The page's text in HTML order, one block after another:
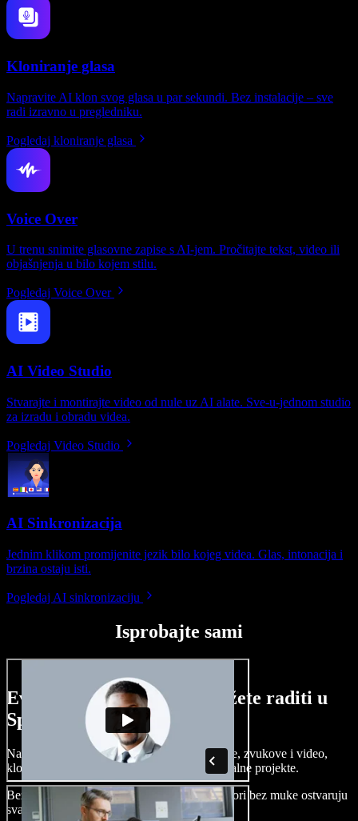
Kloniranje glasa
Napravite AI klon svog glasa u par sekundi. Bez instalacije – sve
radi izravno u pregledniku.
Pogledaj kloniranje glasa
Voice Over
U trenu snimite glasovne zapise s AI-jem. Pročitajte tekst, video ili
objašnjenja u bilo kojem stilu.
Pogledaj Voice Over
AI Video Studio
Stvarajte i montirajte video od nule uz AI alate. Sve-u-jednom studio
za izradu i obradu videa.
Pogledaj Video Studio
AI Sinkronizacija
Jednim klikom promijenite jezik bilo kojeg videa. Glas, intonacija i
brzina ostaju isti.
Pogledaj AI sinkronizaciju
Isprobajte sami
Evo malog pregleda što možete raditi u
Speechify Studiju.
Napravite voice overe, dodajte besplatne slike, zvukove i video,
klonirajte svoj glas i složite sjajne audio-vizualne projekte.
Bez učenja i sve dostupno u pregledniku, autori bez muke ostvaruju
svaku kreativnu ideju.